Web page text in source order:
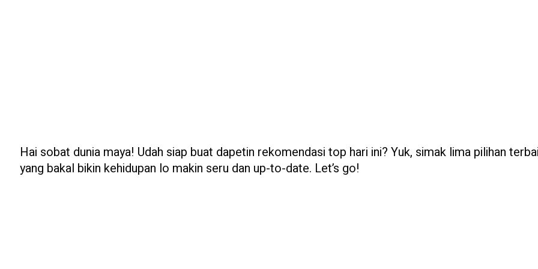
Hai sobat dunia maya! Udah siap buat dapetin rekomendasi top hari ini? Yuk, simak lima pilihan
yang bakal bikin kehidupan lo makin seru dan up-to-date. Let’s go!